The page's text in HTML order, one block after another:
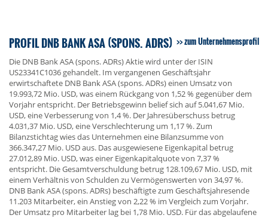
PROFIL DNB BANK ASA (SPONS. ADRS) zum Unternehmensprofil
Die DNB Bank ASA (spons. ADRs) Aktie wird unter der ISIN
US23341C1036 gehandelt. Im vergangenen Geschäftsjahr
erwirtschaftete DNB Bank ASA (spons. ADRs) einen Umsatz von
19.993,72 Mio. USD, was einem Rückgang von 1,52 % gegenüber dem
Vorjahr entspricht. Der Betriebsgewinn belief sich auf 5.041,67 Mio.
USD, eine Verbesserung von 1,4 %. Der Jahresüberschuss betrug
4.031,37 Mio. USD, eine Verschlechterung um 1,17 %. Zum
Bilanzstichtag wies das Unternehmen eine Bilanzsumme von
366.347,27 Mio. USD aus. Das ausgewiesene Eigenkapital betrug
27.012,89 Mio. USD, was einer Eigenkapitalquote von 7,37 %
entspricht. Die Gesamtverschuldung betrug 128.109,67 Mio. USD, mit
einem Verhältnis von Schulden zu Vermögenswerten von 34,97 %.
DNB Bank ASA (spons. ADRs) beschäftigte zum Geschäftsjahresende
11.203 Mitarbeiter, ein Anstieg von 2,22 % im Vergleich zum Vorjahr.
Der Umsatz pro Mitarbeiter lag bei 1,78 Mio. USD. Für das abgelaufene